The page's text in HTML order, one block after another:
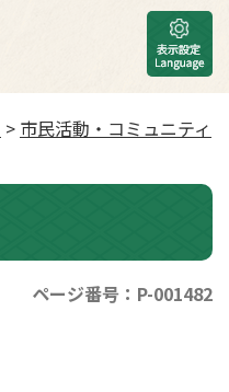
> 市民活動・コミュニティ
ページ番号：P-001482